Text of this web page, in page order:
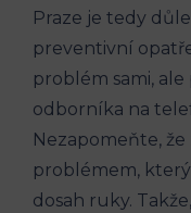
Praze je tedy
preventivní
problém sami,
odborníka na
Nezapomeňte,
problémem, který
dosah ruky.